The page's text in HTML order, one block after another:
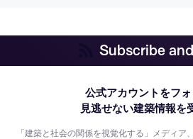
Subscribe
公式アカウントをフォ
見逃せない建築情報を
「建築と社会の関係を視覚化する」メディ